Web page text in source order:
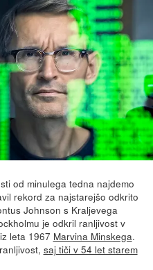
od minulega tedna najdemo
rekord za najstarejšo odkrito
Johnson s Kraljevega
je odkril ranljivost v
leta 1967 Marvina Minskega.
saj tiči v 54 let starem